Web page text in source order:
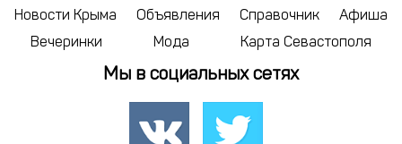
Новости Крыма Объявления Справочник
Афиша
Вечеринки
Мода Карта Севастополя
Мы в социальных сетях